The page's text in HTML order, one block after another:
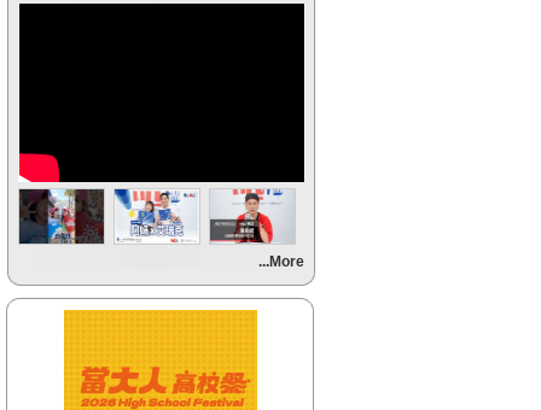
(南部)
流行最前線
【Next】
(宜蘭)
流行最前線
...More